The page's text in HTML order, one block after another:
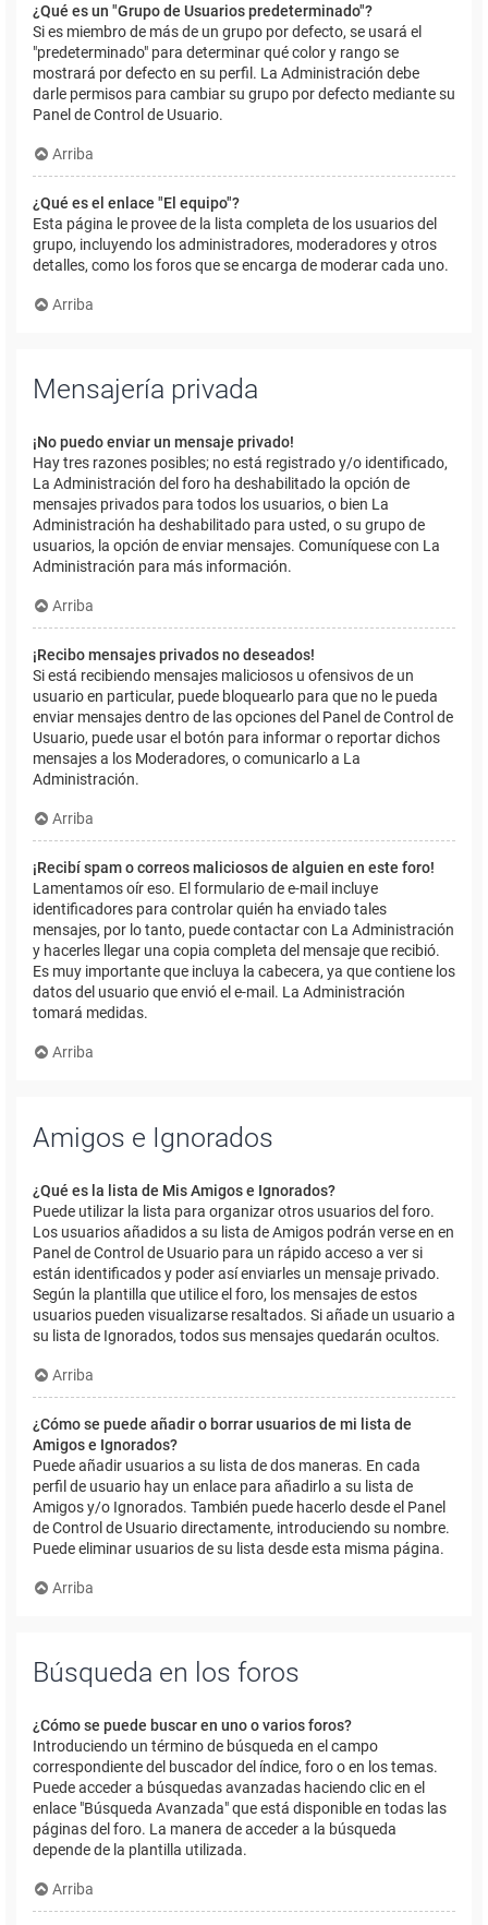
¿Qué es un "Grupo de Usuarios predeterminado"?
Si es miembro de más de un grupo por defecto, se usará el
"predeterminado" para determinar qué color y rango se
mostrará por defecto en su perfil. La Administración debe
darle permisos para cambiar su grupo por defecto mediante su
Panel de Control de Usuario.
Arriba
¿Qué es el enlace "El equipo"?
Esta página le provee de la lista completa de los usuarios del
grupo, incluyendo los administradores, moderadores y otros
detalles, como los foros que se encarga de moderar cada uno.
Arriba
Mensajería privada
¡No puedo enviar un mensaje privado!
Hay tres razones posibles; no está registrado y/o identificado,
La Administración del foro ha deshabilitado la opción de
mensajes privados para todos los usuarios, o bien La
Administración ha deshabilitado para usted, o su grupo de
usuarios, la opción de enviar mensajes. Comuníquese con La
Administración para más información.
Arriba
¡Recibo mensajes privados no deseados!
Si está recibiendo mensajes maliciosos u ofensivos de un
usuario en particular, puede bloquearlo para que no le pueda
enviar mensajes dentro de las opciones del Panel de Control de
Usuario, puede usar el botón para informar o reportar dichos
mensajes a los Moderadores, o comunicarlo a La
Administración.
Arriba
¡Recibí spam o correos maliciosos de alguien en este foro!
Lamentamos oír eso. El formulario de e-mail incluye
identificadores para controlar quién ha enviado tales
mensajes, por lo tanto, puede contactar con La Administración
y hacerles llegar una copia completa del mensaje que recibió.
Es muy importante que incluya la cabecera, ya que contiene los
datos del usuario que envió el e-mail. La Administración
tomará medidas.
Arriba
Amigos e Ignorados
¿Qué es la lista de Mis Amigos e Ignorados?
Puede utilizar la lista para organizar otros usuarios del foro.
Los usuarios añadidos a su lista de Amigos podrán verse en en
Panel de Control de Usuario para un rápido acceso a ver si
están identificados y poder así enviarles un mensaje privado.
Según la plantilla que utilice el foro, los mensajes de estos
usuarios pueden visualizarse resaltados. Si añade un usuario a
su lista de Ignorados, todos sus mensajes quedarán ocultos.
Arriba
¿Cómo se puede añadir o borrar usuarios de mi lista de
Amigos e Ignorados?
Puede añadir usuarios a su lista de dos maneras. En cada
perfil de usuario hay un enlace para añadirlo a su lista de
Amigos y/o Ignorados. También puede hacerlo desde el Panel
de Control de Usuario directamente, introduciendo su nombre.
Puede eliminar usuarios de su lista desde esta misma página.
Arriba
Búsqueda en los foros
¿Cómo se puede buscar en uno o varios foros?
Introduciendo un término de búsqueda en el campo
correspondiente del buscador del índice, foro o en los temas.
Puede acceder a búsquedas avanzadas haciendo clic en el
enlace "Búsqueda Avanzada" que está disponible en todas las
páginas del foro. La manera de acceder a la búsqueda
depende de la plantilla utilizada.
Arriba